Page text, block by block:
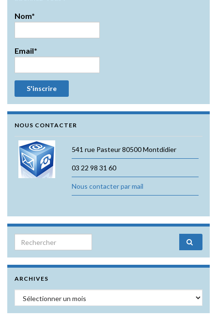
Nom*
Email*
NOUS CONTACTER
541 rue Pasteur 80500 Montdidier
03 22 98 31 60
Nous contacter par mail
Search for:
ARCHIVES
Archives